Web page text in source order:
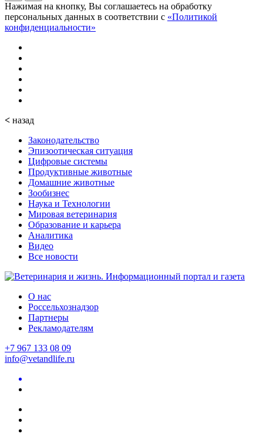
Нажимая на кнопку, Вы соглашаетесь на обработку
персональных данных в соответствии с «Политикой
конфиденциальности»
< назад
Законодательство
Эпизоотическая ситуация
Цифровые системы
Продуктивные животные
Домашние животные
Зообизнес
Наука и Технологии
Мировая ветеринария
Образование и карьера
Аналитика
Видео
Все новости
О нас
Россельхознадзор
Партнеры
Рекламодателям
+7 967 133 08 09
info@vetandlife.ru